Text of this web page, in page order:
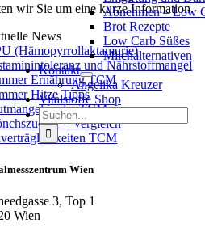
Abnehmen – Low
Brot Rezepte
Low Carb Süßes
Milchalternativen
Kontakt
Angelika Kreuzer
Vitalstoffe Shop
Suche
nach:
wir Sie um eine kurze Information.
News
(Hämopyrrollaktamurie)
und Nährstoffmangel
Ernährung TCM
Hitze Tipps
in der TCM
– Vergleich
TCM
Wien
3, Top 1
Wien